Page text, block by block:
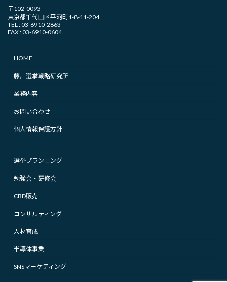
〒102-0093
東京都千代田区平河町1-8-11-204
TEL : 03-6910-2863
FAX : 03-6910-0604
HOME
藤川選挙戦略研究所
業務内容
お問い合わせ
個人情報保護方針
選挙プランニング
勉強会・研修会
CBD販売
コンサルティング
人材育成
半導体事業
SNSマーケティング